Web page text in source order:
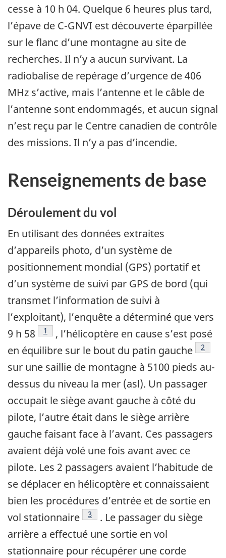
cesse à 10 h 04. Quelque 6 heures plus tard,
l’épave de C-GNVI est découverte éparpillée
sur le flanc d’une montagne au site de
recherches. Il n’y a aucun survivant. La
radiobalise de repérage d’urgence de 406
MHz s’active, mais l’antenne et le câble de
l’antenne sont endommagés, et aucun signal
n’est reçu par le Centre canadien de contrôle
des missions. Il n’y a pas d’incendie.
Renseignements de base
Déroulement du vol
En utilisant des données extraites
d’appareils photo, d’un système de
positionnement mondial (GPS) portatif et
d’un système de suivi par GPS de bord (qui
transmet l’information de suivi à
l’exploitant), l’enquête a déterminé que vers
9 h 58
Note de bas de page
1
, l’hélicoptère en cause s’est posé
en équilibre sur le bout du patin gauche
Note
2
sur une saillie de montagne à 5100 pieds au-
dessus du niveau la mer (asl). Un passager
occupait le siège avant gauche à côté du
pilote, l’autre était dans le siège arrière
gauche faisant face à l’avant. Ces passagers
avaient déjà volé une fois avant avec ce
pilote. Les 2 passagers avaient l’habitude de
se déplacer en hélicoptère et connaissaient
bien les procédures d’entrée et de sortie en
vol stationnaire
Note de bas de page
3
. Le passager du siège
arrière a effectué une sortie en vol
stationnaire pour récupérer une corde